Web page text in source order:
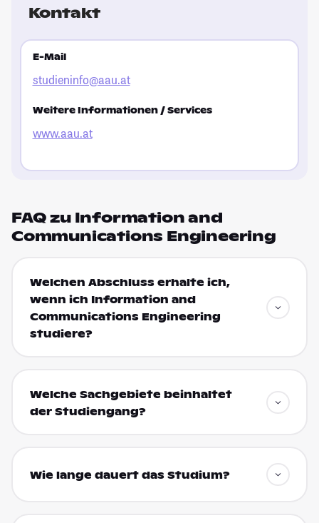
Kontakt
E-Mail
studieninfo@aau.at
Weitere Informationen / Services
www.aau.at
FAQ zu Information and
Communications Engineering
Welchen Abschluss erhalte ich,
wenn ich Information and
Communications Engineering
studiere?
Welche Sachgebiete beinhaltet
der Studiengang?
Wie lange dauert das Studium?